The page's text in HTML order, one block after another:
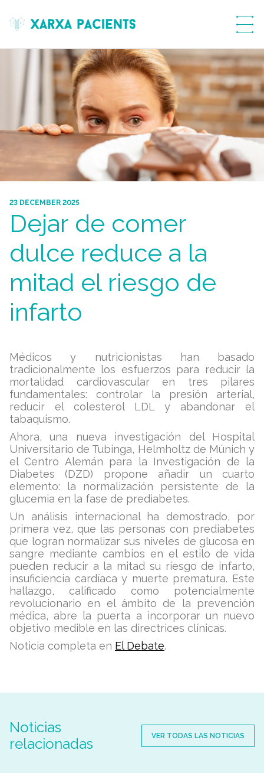
23 DECEMBER 2025
Dejar de comer
dulce reduce a la
mitad el riesgo de
infarto
Médicos y nutricionistas han basado
tradicionalmente los esfuerzos para reducir la
mortalidad cardiovascular en tres pilares
fundamentales: controlar la presión arterial,
reducir el colesterol LDL y abandonar el
tabaquismo.
Ahora, una nueva investigación del Hospital
Universitario de Tubinga, Helmholtz de Múnich y
el Centro Alemán para la Investigación de la
Diabetes (DZD) propone añadir un cuarto
elemento: la normalización persistente de la
glucemia en la fase de prediabetes.
Un análisis internacional ha demostrado, por
primera vez, que las personas con prediabetes
que logran normalizar sus niveles de glucosa en
sangre mediante cambios en el estilo de vida
pueden reducir a la mitad su riesgo de infarto,
insuficiencia cardíaca y muerte prematura. Este
hallazgo, calificado como potencialmente
revolucionario en el ámbito de la prevención
médica, abre la puerta a incorporar un nuevo
objetivo medible en las directrices clínicas.
Noticia completa en El Debate.
Noticias
relacionadas
VER TODAS LAS NOTICIAS